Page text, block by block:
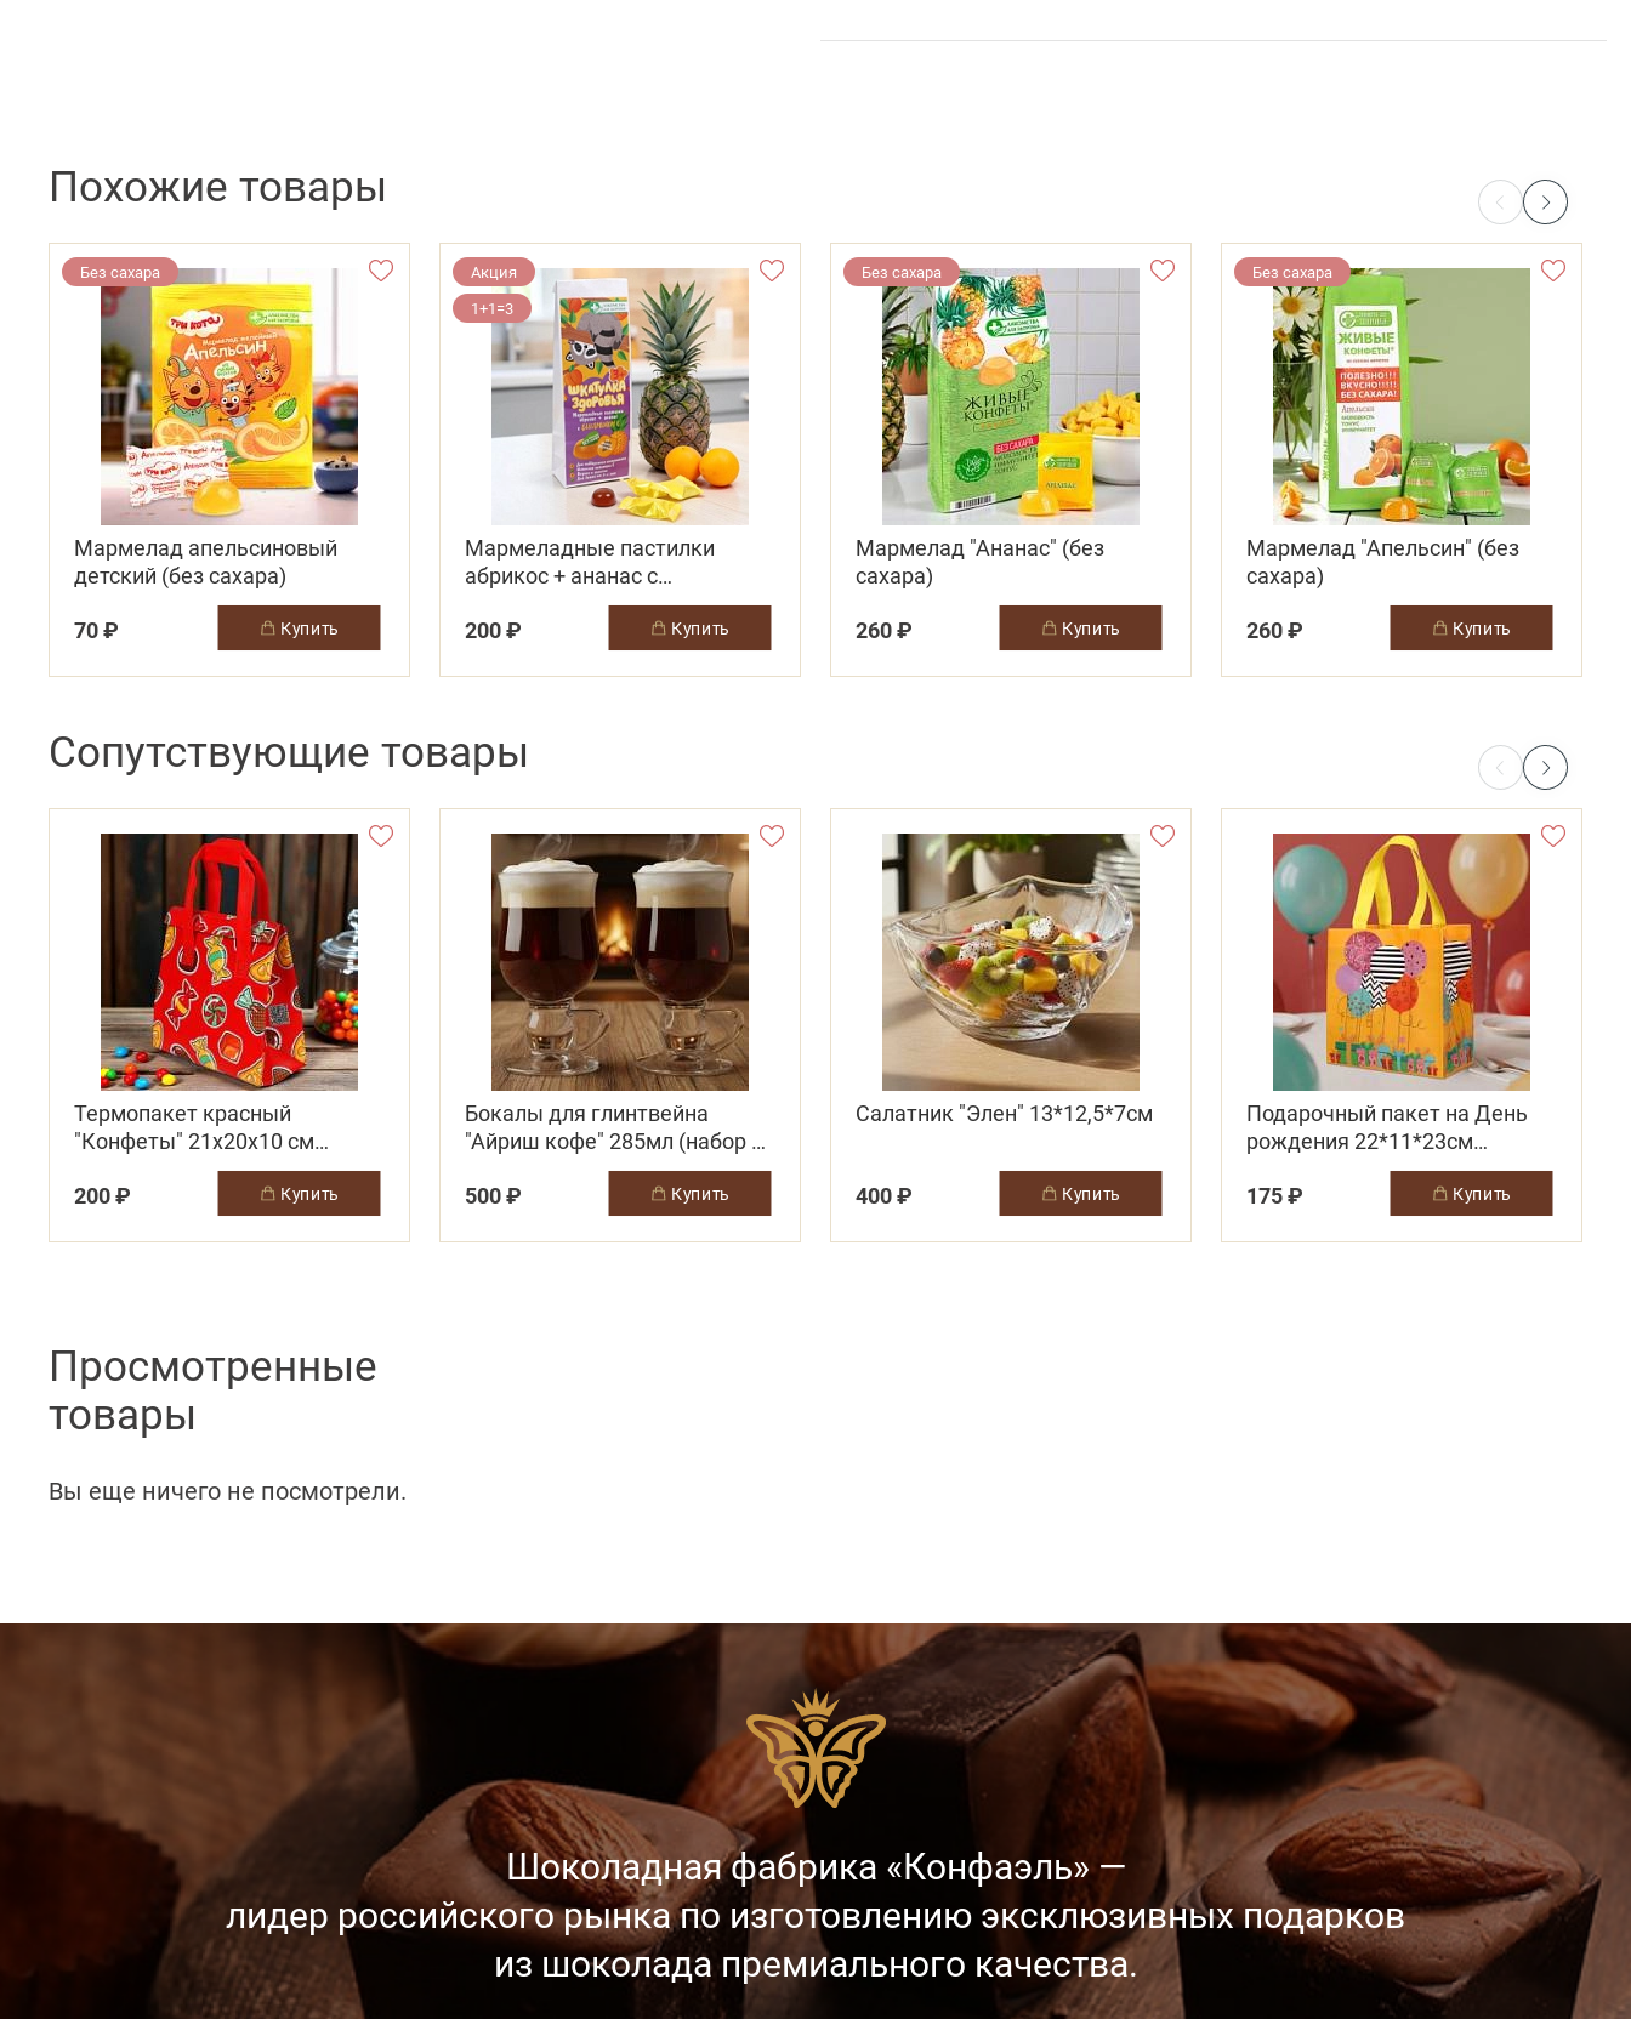
Похожие товары
Без сахара
Мармелад апельсиновый
детский (без сахара)
70 ₽
купить
Акция
1+1=3
Мармеладные пастилки
абрикос + ананас с
200 ₽
купить
Без сахара
Мармелад "Ананас" (без
сахара)
260 ₽
купить
Без сахара
Мармелад "Апельсин" (без
сахара)
260 ₽
купить
Сопутствующие товары
Термопакет красный
"Конфеты" 21х20х10 см
(застежка липучка
многоразовая)
200 ₽ купить
Бокалы для глинтвейна
"Айриш кофе" 285мл (набор 2
500 ₽
купить
Салатник "Элен" 13*12,5*7см
400 ₽ купить
Подарочный пакет на День
рождения 22*11*23см
175 ₽
купить
Просмотренные
товары
Вы еще ничего не посмотрели.
Шоколадная фабрика «Конфаэль» —
лидер российского рынкапо изготовлению эксклюзивныхподарков
из шоколадапремиального качества.